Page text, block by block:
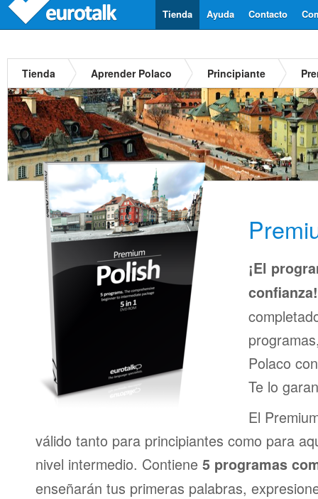
Contacto
Ayuda
Tienda
Tienda Aprender Polaco Principiante
¡El
confianza!
Polaco
Te lo
El
válido tanto para principiantes como para
nivel intermedio. Contiene 5 programas
enseñarán tus primeras palabras,